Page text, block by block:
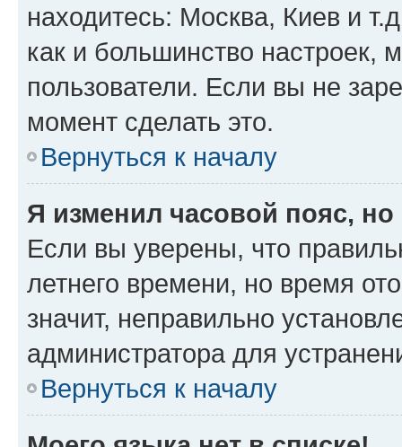
находитесь: Москва, Киев и
как и большинство настроек,
пользователи. Если вы не
момент сделать это.
Вернуться к началу
Я изменил часовой пояс,
Если вы уверены, что
летнего времени, но время
значит, неправильно
администратора для
Вернуться к началу